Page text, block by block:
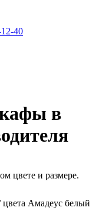
40
в
цвете и размере.
цвета Амадеус белый